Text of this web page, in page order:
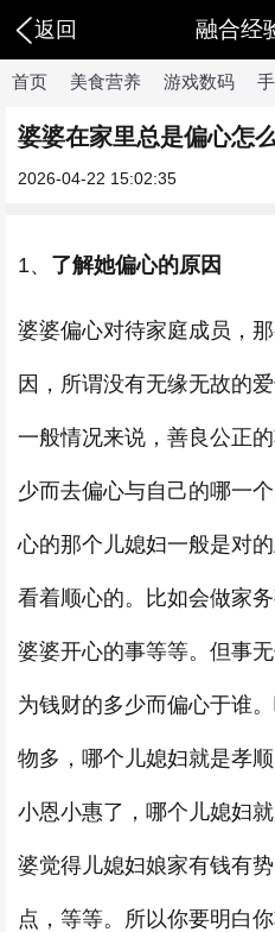
返回 融合经
首页 美食营养 游戏数码
婆婆在家里总是偏心怎
2026-04-22 15:02:35
1、 了解她偏心的原因
婆婆偏心对待家庭成员，
因，所谓没有无缘无故的
一般情况来说，善良公正
少而去偏心与自己的哪一
心的那个儿媳妇一般是对
看着顺心的。比如会做家
婆婆开心的事等等。但事
为钱财的多少而偏心于谁
物多，哪个儿媳妇就是孝
小恩小惠了，哪个儿媳妇
婆觉得儿媳妇娘家有钱有
点，等等。所以你要明白